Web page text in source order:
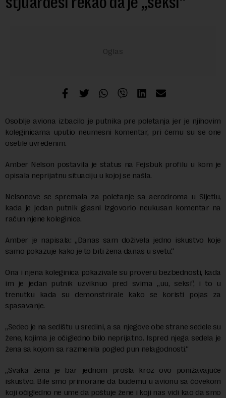
Osoblje aviona izbacilo je putnika pre poletanja jer je njihovim
koleginicama uputio neumesni komentar, pri čemu su se one
osetile uvređenim.
Amber Nelson postavila je status na Fejsbuk profilu u kom je
opisala neprijatnu situaciju u kojoj se našla.
Nelsonove se spremala za poletanje sa aerodroma u Sijetlu,
kada je jedan putnik glasni izgovorio neukusan komentar na
račun njene koleginice.
Amber je napisala: „Danas sam doživela jedno iskustvo koje
samo pokazuje kako je to biti žena danas u svetu.“
Ona i njena koleginica pokazivale su proveru bezbednosti, kada
im je jedan putnik uzviknuo pred svima „uu, seksi“, i to u
trenutku kada su demonstrirale kako se koristi pojas za
spasavanje.
„Sedeo je na sedištu u sredini, a sa njegove obe strane sedele su
žene, kojima je očigledno bilo neprijatno. Ispred njega sedela je
žena sa kojom sa razmenila pogled pun nelagodnosti.“
„Svaka žena je bar jednom prošla kroz ovo ponižavajuće
iskustvo. Bile smo primorane da budemu u avionu sa čovekom
koji očigledno ne ume da poštuje žene i koji nas vidi kao da smo